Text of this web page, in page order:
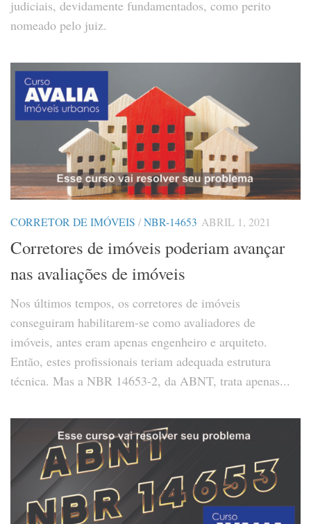
judiciais, devidamente fundamentados, como perito
nomeado pelo juiz.
CORRETOR DE IMÓVEIS /NBR-14653 ABRIL 1, 2021
Corretores de imóveis poderiam avançar
nas avaliações de imóveis
Nos últimos tempos, os corretores de imóveis
conseguiram habilitarem-se como avaliadores de
imóveis, antes eram apenas engenheiro e arquiteto.
Então, estes profissionais teriam adequada estrutura
técnica. Mas a NBR 14653-2, da ABNT, trata apenas...